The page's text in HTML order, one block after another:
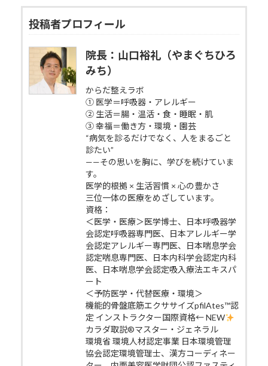
投稿者プロフィール
院長：山口裕礼（やまぐちひろ
みち）
からだ整えラボ
① 医学＝呼吸器・アレルギー
② 生活＝腸・温活・食・睡眠・肌
③ 幸福＝働き方・環境・園芸
“病気を診るだけでなく、人をまるごと
診たい”
——その思いを胸に、学びを続けていま
す。
医学的根拠 × 生活習慣 × 心の豊かさ
三位一体の医療をめざしています。
資格：
＜医学・医療＞医学博士、日本呼吸器学
会認定呼吸器専門医、日本アレルギー学
会認定アレルギー専門医、日本喘息学会
認定喘息専門医、日本内科学会認定内科
医、日本喘息学会認定吸入療法エキスパ
ート
＜予防医学・代替医療・環境＞
機能的骨盤底筋エクササイズpfilAtes™認
定 インストラクター国際資格← NEW
カラダ取説®マスター・ジェネラル
環境省 環境人材認定事業 日本環境管理
協会認定環境管理士、漢方コーディネー